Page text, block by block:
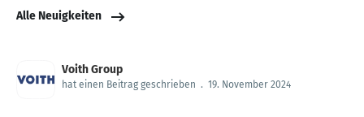
Alle Neuigkeiten
Voith Group
hat einen Beitrag geschrieben . 19. November 2024